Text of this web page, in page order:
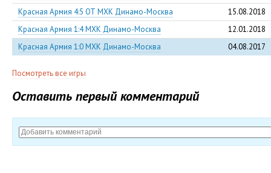
Красная Армия 4:5 ОТ МХК Динамо-Москва
15.08.2018
Красная Армия 1:4 МХК Динамо-Москва
12.01.2018
Красная Армия 1:0 МХК Динамо-Москва
04.08.2017
Посмотреть все игры
Оставить первый комментарий